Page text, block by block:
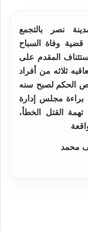
نصر بالتجمع
قضية وفاة السباح
المقدم على
ثلاثه من أفراد
الحكم لصبح سنه
براءة مجلس إدارة
تهمة القتل الخطأ،
محمد